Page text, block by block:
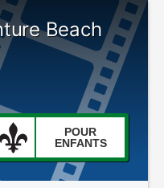
Beach
POUR
ENFANTS